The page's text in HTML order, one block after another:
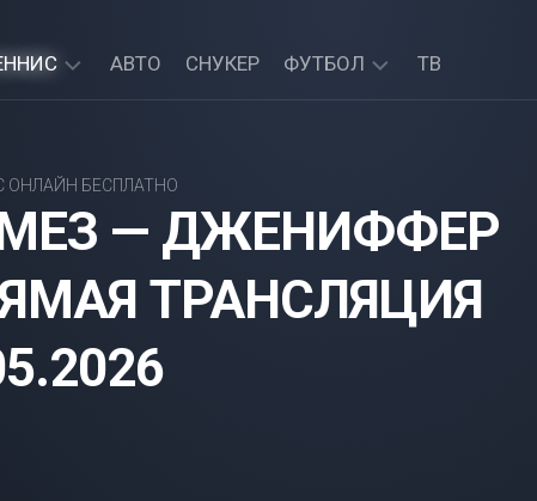
WTA
TENNIS
НАШИ
АВТО СНУКЕР ФУТБОЛ
ТРАНСЛЯЦИИ
ТВ
ОНЛАЙН БЕСПЛАТНО
— ДЖЕНИФФЕР
ТРАНСЛЯЦИЯ